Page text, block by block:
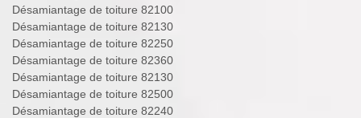
Désamiantage de toiture 82100
Désamiantage de toiture 82130
Désamiantage de toiture 82250
Désamiantage de toiture 82360
Désamiantage de toiture 82130
Désamiantage de toiture 82500
Désamiantage de toiture 82240